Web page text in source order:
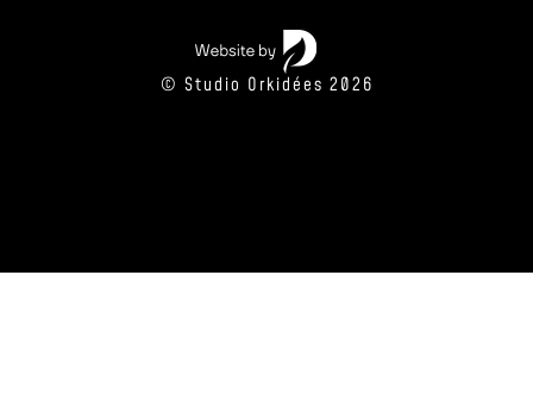
© Studio Orkidées 2026